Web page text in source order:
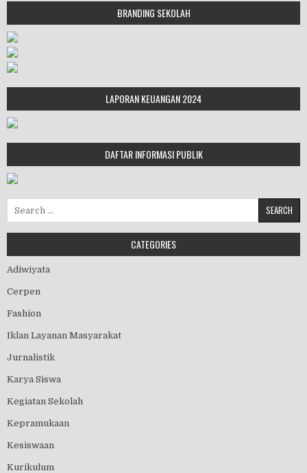
BRANDING SEKOLAH
LAPORAN KEUANGAN 2024
DAFTAR INFORMASI PUBLIK
CATEGORIES
Adiwiyata
Cerpen
Fashion
Iklan Layanan Masyarakat
Jurnalistik
Karya Siswa
Kegiatan Sekolah
Kepramukaan
Kesiswaan
Kurikulum